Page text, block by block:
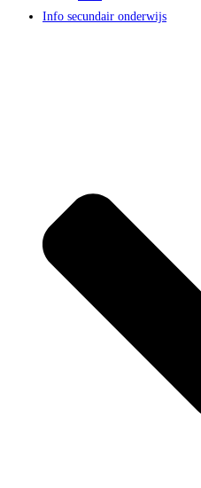
Info secundair onderwijs